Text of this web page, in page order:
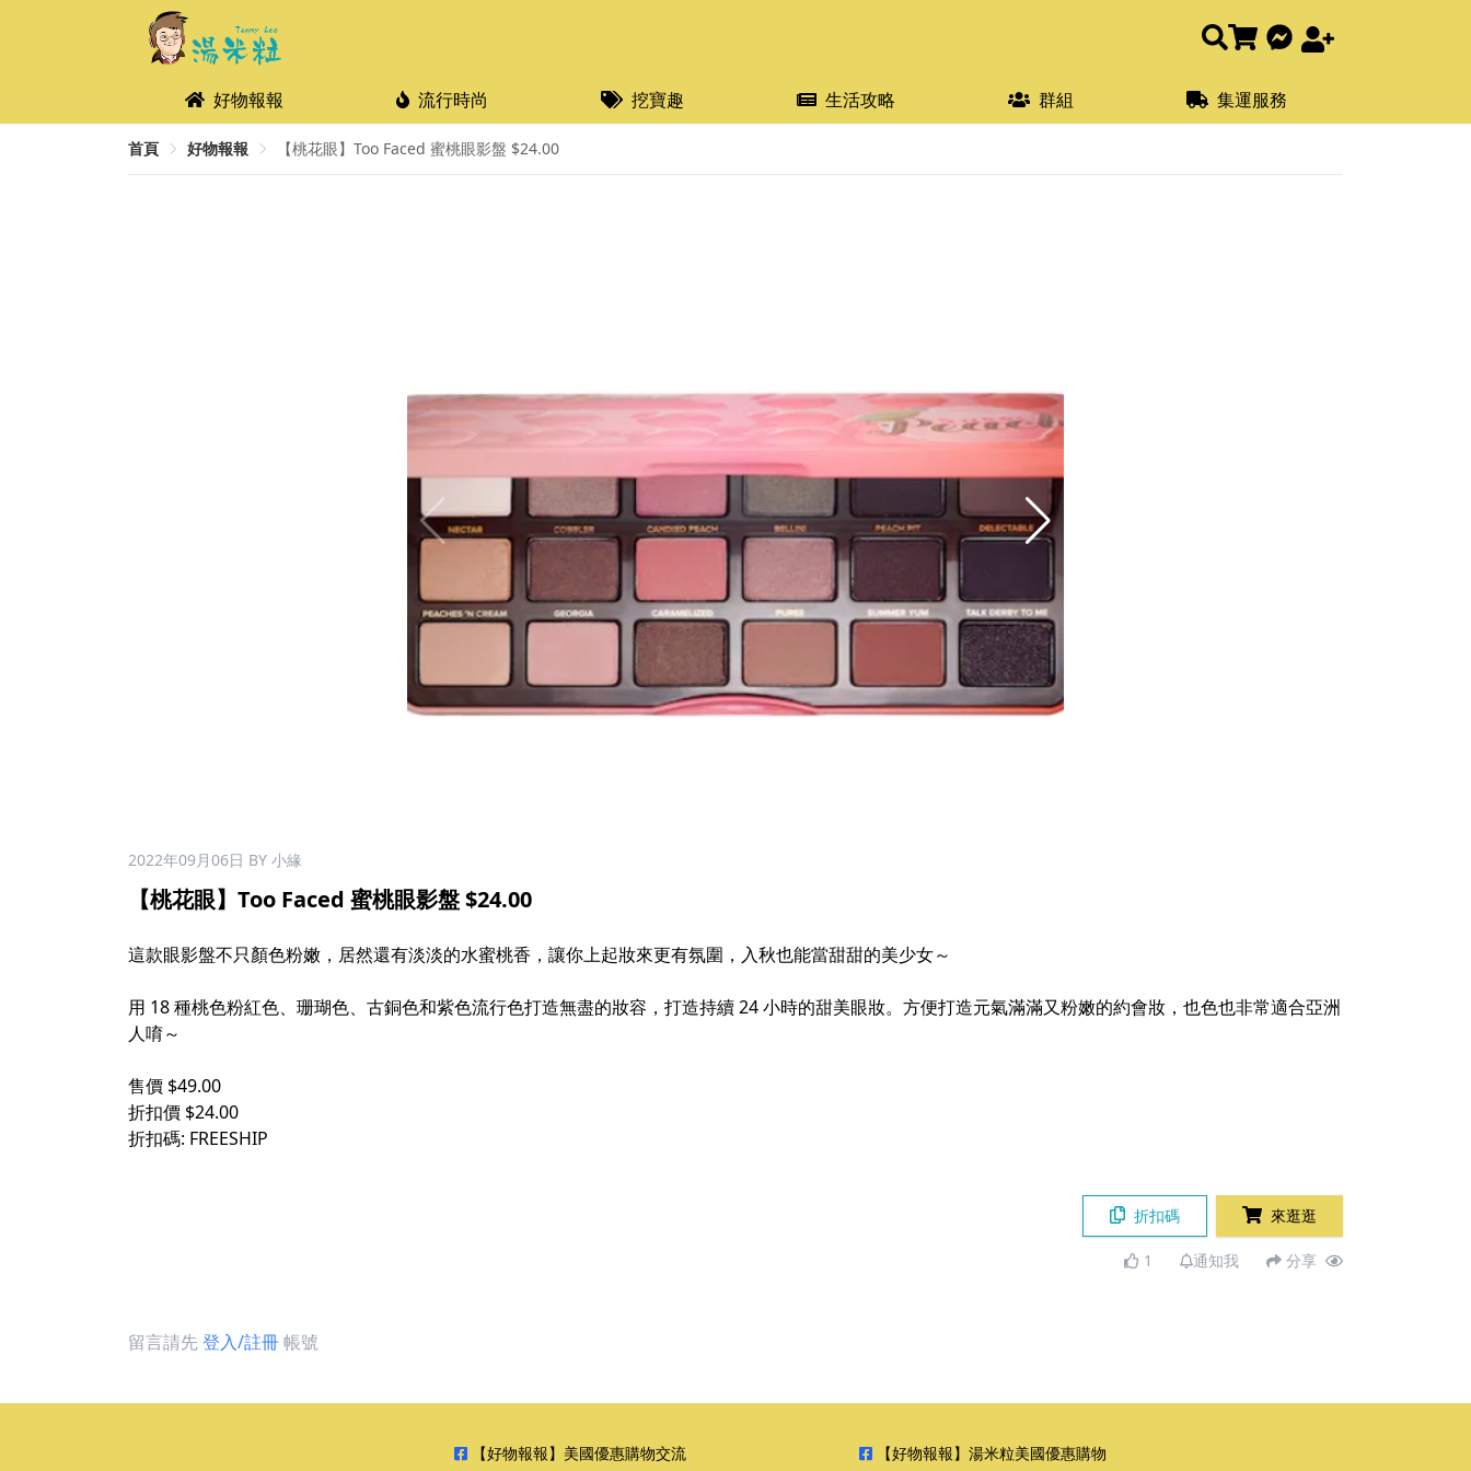
好物報報 流行時尚 挖寶趣 生活攻略 群組 集運服務
首頁 好物報報 【桃花眼】Too Faced 蜜桃眼影盤 $24.00
2022年09月06日 BY 小緣
【桃花眼】Too Faced 蜜桃眼影盤 $24.00
這款眼影盤不只顏色粉嫩，居然還有淡淡的水蜜桃香，讓你上起妝來更有氛圍，入秋也能當甜甜的美少女～
用 18 種桃色粉紅色、珊瑚色、古銅色和紫色流行色打造無盡的妝容，打造持續 24 小時的甜美眼妝。方便打造元氣滿滿又粉嫩的約會妝，也色也非常適合亞洲
人唷～
售價 $49.00
折扣價 $24.00
折扣碼: FREESHIP
折扣碼 來逛逛
1 通知我 分享
留言請先登入/註冊帳號
【好物報報】美國優惠購物交流 【好物報報】湯米粒美國優惠購物